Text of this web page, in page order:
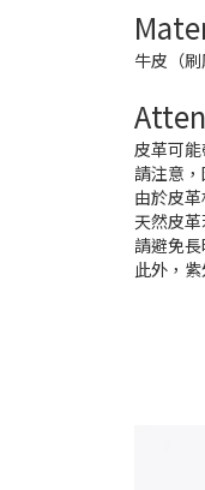
牛皮（刷
皮革可
請注意
由於皮
天然皮
請避免
此外，